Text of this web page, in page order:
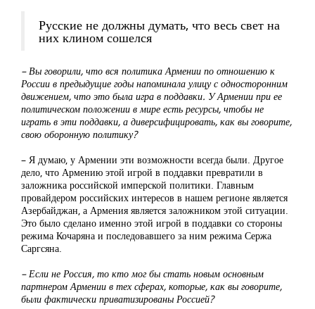
Русские не должны думать, что весь свет на
них клином сошелся
– Вы говорили, что вся политика Армении по отношению к
России в предыдущие годы напоминала улицу с односторонним
движением, что это была игра в поддавки. У Армении при ее
политическом положении в мире есть ресурсы, чтобы не
играть в эти поддавки, а диверсифицировать, как вы говорите,
свою оборонную политику?
– Я думаю, у Армении эти возможности всегда были. Другое
дело, что Армению этой игрой в поддавки превратили в
заложника российской имперской политики. Главным
провайдером российских интересов в нашем регионе является
Азербайджан, а Армения является заложником этой ситуации.
Это было сделано именно этой игрой в поддавки со стороны
режима Кочаряна и последовавшего за ним режима Сержа
Саргсяна.
– Если не Россия, то кто мог бы стать новым основным
партнером Армении в тех сферах, которые, как вы говорите,
были фактически приватизированы Россией?